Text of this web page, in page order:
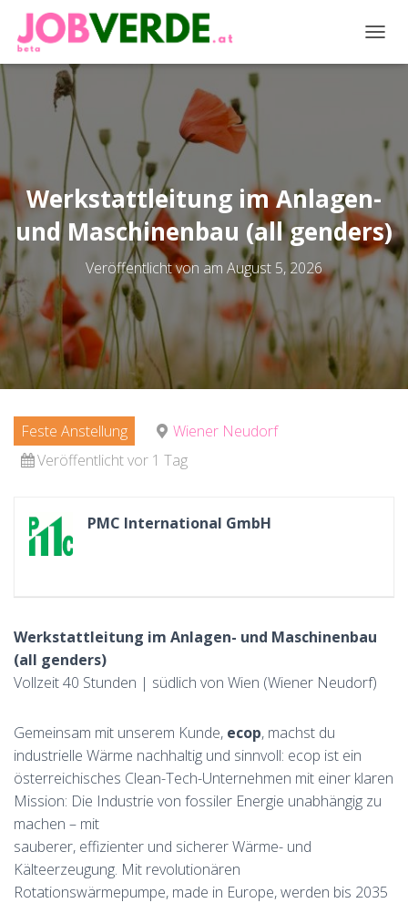
Werkstattleitung im Anlagen-
und Maschinenbau (all genders)
Veröffentlicht von am August 5, 2026
Feste Anstellung
Wiener Neudorf
Veröffentlicht vor 1 Tag
PMC International GmbH
Werkstattleitung im Anlagen- und Maschinenbau
(all genders)
Vollzeit 40 Stunden | südlich von Wien (Wiener Neudorf)
Gemeinsam mit unserem Kunde, ecop, machst du
industrielle Wärme nachhaltig und sinnvoll: ecop ist ein
österreichisches Clean-Tech-Unternehmen mit einer klaren
Mission: Die Industrie von fossiler Energie unabhängig zu
machen – mit
sauberer, effizienter und sicherer Wärme- und
Kälteerzeugung. Mit revolutionären
Rotationswärmepumpe, made in Europe, werden bis 2035